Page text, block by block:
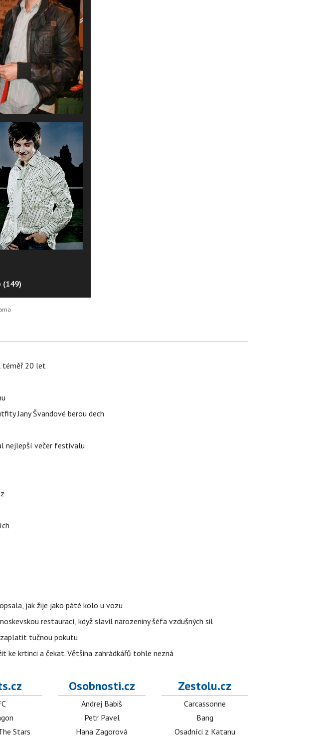
(149)
téměř 20 let
Jany Švandové berou dech
nejlepší večer festivalu
jak žije jako páté kolo u vozu
restaurací, když slavil narozeniny šéfa vzdušných sil
tučnou pokutu
ke krtinci a čekat. Většina zahrádkářů tohle nezná
Stars
Osobnosti.cz
Andrej Babiš
Petr Pavel
Hana Zagorová
Zestolu.cz
Carcassonne
Bang
Osadníci z Katanu